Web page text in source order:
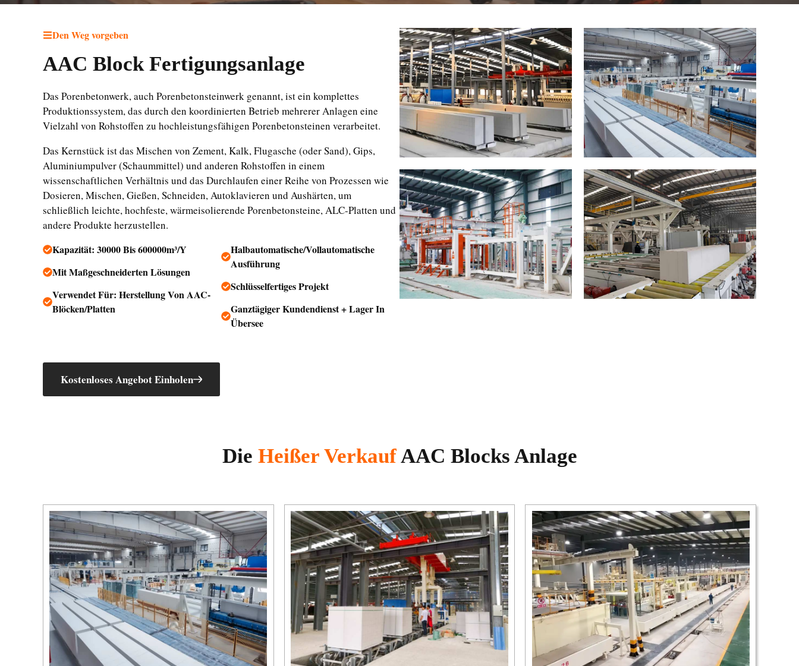
Den Weg vorgeben
AAC Block Fertigungsanlage
Das Porenbetonwerk, auch Porenbetonsteinwerk genannt, ist ein komplettes
Produktionssystem, das durch den koordinierten Betrieb mehrerer Anlagen eine
Vielzahl von Rohstoffen zu hochleistungsfähigen Porenbetonsteinen verarbeitet.
Das Kernstück ist das Mischen von Zement, Kalk, Flugasche (oder Sand), Gips,
Aluminiumpulver (Schaummittel) und anderen Rohstoffen in einem
wissenschaftlichen Verhältnis und das Durchlaufen einer Reihe von Prozessen wie
Dosieren, Mischen, Gießen, Schneiden, Autoklavieren und Aushärten, um
schließlich leichte, hochfeste, wärmeisolierende Porenbetonsteine, ALC-Platten und
andere Produkte herzustellen.
Kapazität: 30000 Bis 600000m³/Y
Mit Maßgeschneiderten Lösungen
Verwendet Für: Herstellung Von AAC-
Blöcken/Platten
Halbautomatische/vollautomatische
Ausführung
Schlüsselfertiges Projekt
Ganztägiger Kundendienst + Lager In
Übersee
Kostenloses Angebot Einholen
Die Heißer VerkaufAAC Blocks Anlage